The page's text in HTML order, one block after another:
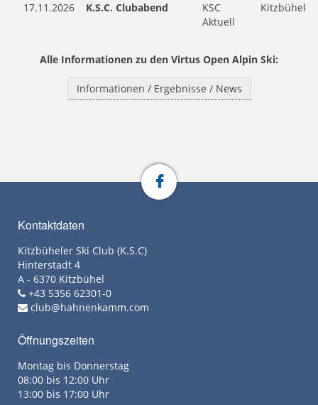
17.11.2026
K.S.C. Clubabend
KSC
Aktuell
Kitzbühel
Alle Informationen zu den Virtus Open Alpin Ski:
Informationen / Ergebnisse / News
Kontaktdaten
Kitzbüheler Ski Club (K.S.C)
Hinterstadt 4
A - 6370 Kitzbühel
+43 5356 62301-0
club@hahnenkamm.com
Öffnungszeiten
Montag bis Donnerstag
08:00 bis 12:00 Uhr
13:00 bis 17:00 Uhr